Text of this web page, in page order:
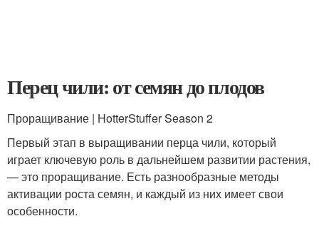
Перец чили: от семян до плодов
Проращивание | HotterStuffer Season 2
Первый этап в выращивании перца чили, который
играет ключевую роль в дальнейшем развитии растения,
— это проращивание. Есть разнообразные методы
активации роста семян, и каждый из них имеет свои
особенности.